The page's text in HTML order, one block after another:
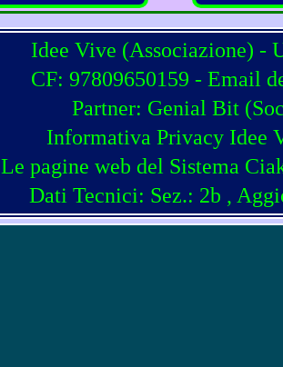
Idee Vive (Associazione) -
CF: 97809650159 - Email
Partner: Genial Bit (
Informativa Privacy Idee
Le pagine web del Sistema
Dati Tecnici: Sez.: 2b ,